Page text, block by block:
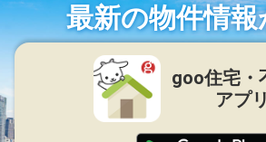
最新の物件情報
goo住宅・
アプリ